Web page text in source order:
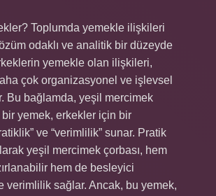
Toplumda yemekle ilişkileri
odaklı ve analitik bir düzeyde
yemekle olan ilişkileri,
çok organizasyonel ve işlevsel
Bu bağlamda, yeşil mercimek
bir yemek, erkekler için bir
ve “verimlilik” sunar. Pratik
yeşil mercimek çorbası, hem
hem de besleyici
verimlilik sağlar. Ancak, bu yemek,